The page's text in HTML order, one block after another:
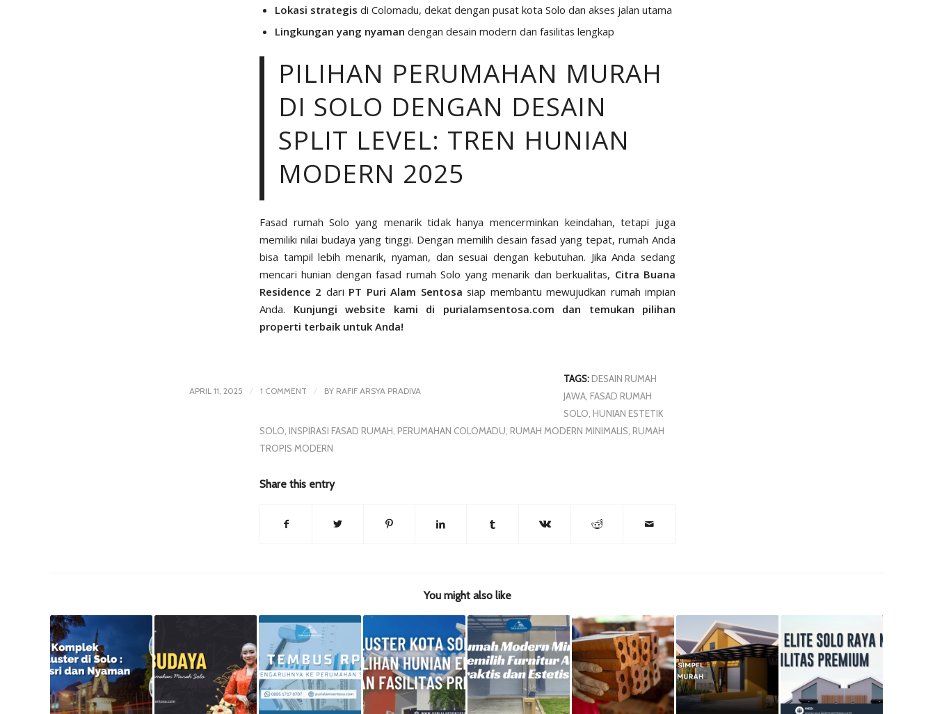
Lokasi strategis di Colomadu, dekat dengan pusat kota Solo dan akses jalan utama
Lingkungan yang nyaman dengan desain modern dan fasilitas lengkap
PILIHAN PERUMAHAN MURAH
DI SOLO DENGAN DESAIN
SPLIT LEVEL: TREN HUNIAN
MODERN 2025
Fasad rumah Solo yang menarik tidak hanya mencerminkan keindahan, tetapi juga
memiliki nilai budaya yang tinggi. Dengan memilih desain fasad yang tepat, rumah Anda
bisa tampil lebih menarik, nyaman, dan sesuai dengan kebutuhan. Jika Anda sedang
mencari hunian dengan fasad rumah Solo yang menarik dan berkualitas, Citra Buana
Residence 2 dari PT Puri Alam Sentosa siap membantu mewujudkan rumah impian
Anda. Kunjungi website kami di purialamsentosa.com dan temukan pilihan
properti terbaik untuk Anda!
APRIL 11, 2025 / 1 COMMENT / BY RAFIF ARSYA PRADIVA
TAGS: DESAIN RUMAH
JAWA FASAD RUMAH
SOLO HUNIAN ESTETIK
SOLO INSPIRASI FASAD RUMAH PERUMAHAN COLOMADU RUMAH MODERN MINIMALIS RUMAH
TROPIS MODERN
Share this entry
You might also like